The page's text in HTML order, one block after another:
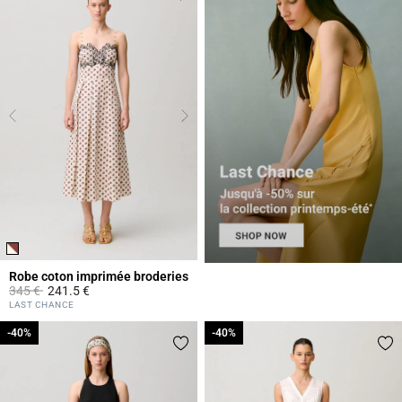
Robe coton imprimée broderies
Prix réduit à partir de
345 €à241.5 €
4,9 out of 5 Customer Rating
LAST CHANCE
-40%
-40% -40%
-40%